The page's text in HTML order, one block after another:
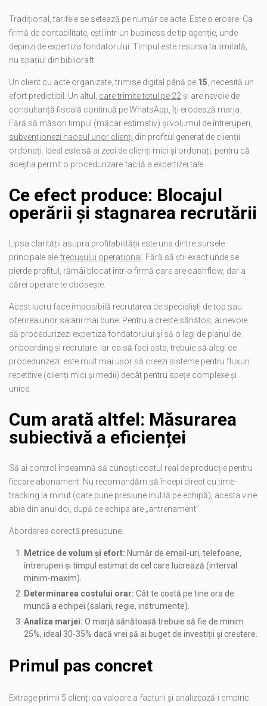
Tradițional, tarifele se setează pe număr de acte. Este o eroare. Ca
firmă de contabilitate, ești într-un business de tip agenție, unde
depinzi de expertiza fondatorului. Timpul este resursa ta limitată,
nu spațiul din biblioraft.
Un client cu acte organizate, trimise digital până pe 15 , necesită un
efort predictibil. Un altul, care trimite totul pe 22 și are nevoie de
consultanță fiscală continuă pe WhatsApp, îți erodează marja.
Fără să măsori timpul (măcar estimativ) și volumul de întreruperi,
subvenționezi haosul unor clienți din profitul generat de clienții
ordonați. Ideal este să ai zeci de clienți mici și ordonați, pentru că
aceștia permit o procedurizare facilă a expertizei tale.
Ce efect produce: Blocajul
operării și stagnarea recrutării
Lipsa clarității asupra profitabilității este una dintre sursele
principale ale frecușului operațional
. Fără să știi exact unde se
pierde profitul, rămâi blocat într-o firmă care are cashflow, dar a
cărei operare te obosește.
Acest lucru face imposibilă recrutarea de specialiști de top sau
oferirea unor salarii mai bune. Pentru a crește sănătos, ai nevoie
să procedurizezi expertiza fondatorului și să o legi de planul de
onboarding și recrutare. Iar ca să faci asta, trebuie să alegi ce
procedurizezi: este mult mai ușor să creezi sisteme pentru fluxuri
repetitive (clienți mici și medii) decât pentru spețe complexe și
unice.
Cum arată altfel: Măsurarea
subiectivă a eficienței
Să ai control înseamnă să cunoști costul real de producție pentru
fiecare abonament. Nu recomandăm să începi direct cu time-
tracking la minut (care pune presiune inutilă pe echipă); acesta vine
abia din anul doi, după ce echipa are „antrenament”.
Abordarea corectă presupune:
Metrice de volum și efort: Număr de email-uri, telefoane,
întreruperi și timpul estimat de cel care lucrează (interval
minim-maxim).
Determinarea costului orar: Cât te costă pe tine ora de
muncă a echipei (salarii, regie, instrumente).
Analiza marjei: O marjă sănătoasă trebuie să fie de minim
25%, ideal 30-35% dacă vrei să ai buget de investiții și creștere.
Primul pas concret
Extrage primii 5 clienți ca valoare a facturii și analizează-i empiric: